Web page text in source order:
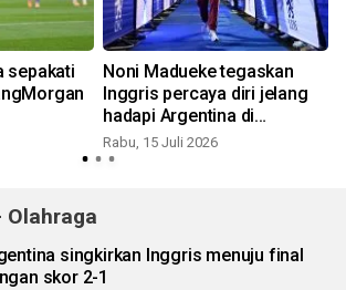
sepakati
Noni Madueke tegaskan
Inggris percaya diri jelang
hadapi Argentina di
semifinal Piala Dunia
Rabu, 15 Juli 2026
Olahraga
singkirkan Inggris menuju final
skor 2-1